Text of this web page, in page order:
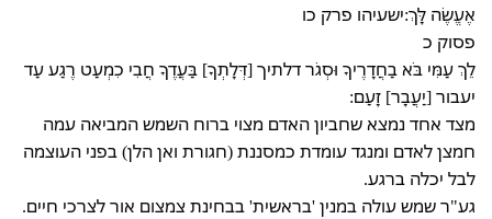
אֶעֱשֶׂה לָּךְ:ישעיהו פרק כו
פסוק כ
לֵךְ עַמִּי בֹּא בַחֲדָרֶיךָ וּסְגֹר דלתיך [דְּלָתְךָ] בַּעֲדֶךָ חֲבִי כִמְעַט רֶגַע עַד
יעבור [יַעֲבָר] זָעַם:
מצד אחד נמצא שחביון האדם מצוי ברוח השמש המביאה עמה
חמצן לאדם ומנגד עומדת כמסננת (חגורת ואן הלן) בפני העוצמה
לבל יכלה ברגע.
גע"ר שמש עולה במנין 'בראשית' בבחינת צמצום אור לצרכי חיים.